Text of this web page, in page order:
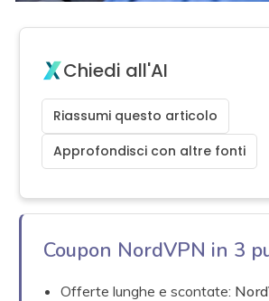
Chiedi all'AI
Riassumi questo articolo
Approfondisci con altre fonti
Coupon NordVPN in 3
Offerte lunghe e scontate: